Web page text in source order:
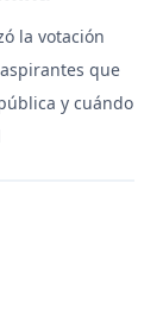
la votación
que
y cuándo